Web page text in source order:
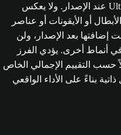
والبرونزية المتاحة في Ultimate Team ’26 عند الإصدار. ولا يعكس
أو الأيقونات أو عناصر
إضافتها بعد الإصدار، ولن
أنماط أخرى. يؤدي الفرز
حسب التقييم الإجمالي الخاص
بناءً على الأداء الواقعي